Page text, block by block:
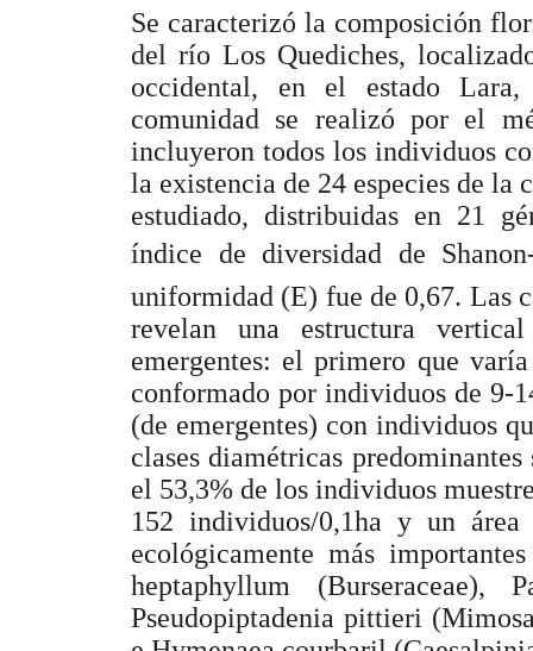
Se caracterizó la composición
del río Los Quediches,
occidental, en el estado
comunidad se realizó por el
incluyeron todos los individuos
la existencia de 24 especies de la
estudiado, distribuidas en 21
índice de diversidad de
uniformidad (E) fue de 0,67. Las
revelan una estructura
emergentes: el primero que
conformado por individuos de 9-
(de emergentes) con individuos
clases diamétricas
el 53,3% de los individuos
152 individuos/0,1ha y un
ecológicamente más
heptaphyllum (Burseraceae),
Pseudopiptadenia pittieri